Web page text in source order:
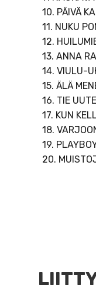
10. PÄIVÄ
11. NUKU
12.
13. ANNA
14. VIULU-
15. ÄLÄ
16. TIE
17. KUN
18.
19.
20.